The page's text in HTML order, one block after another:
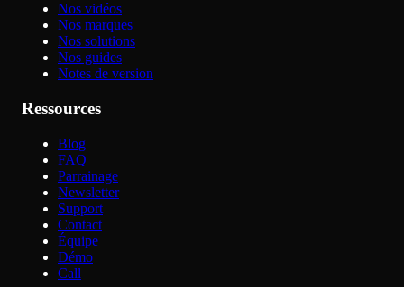
Nos vidéos
Nos marques
Nos solutions
Nos guides
Notes de version
Ressources
Blog
FAQ
Parrainage
Newsletter
Support
Contact
Équipe
Démo
Call